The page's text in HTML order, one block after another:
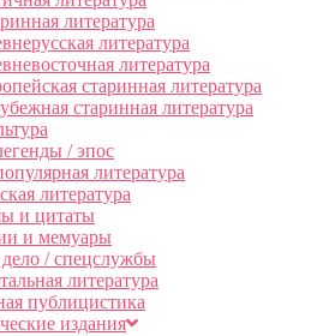
литература
литература
литература
старинная литература
старинная литература
/ эпос
литература
литература
и цитаты
и мемуары
/ спецслужбы
литература
публицистика
издания